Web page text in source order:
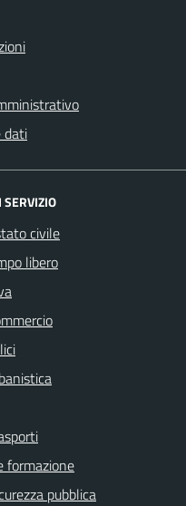
dati
SERVIZIO
civile
libero
formazione
pubblica